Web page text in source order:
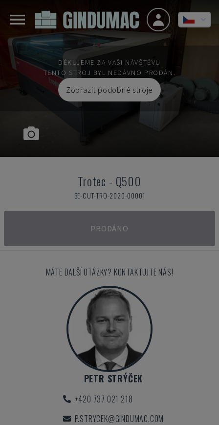
DĚKUJEME ZA VAŠI NÁVŠTĚVU
TENTO STROJ BYL NEDÁVNO PRODÁN.
Zobrazit podobné stroje
Trotec - Q500
BE-CUT-TRO-2020-00001
PRODÁNO
MÁTE DALŠÍ OTÁZKY? KONTAKTUJTE NÁS!
PETR STRÝČEK
+420 737 021 218
P.STRYCEK@GINDUMAC.COM